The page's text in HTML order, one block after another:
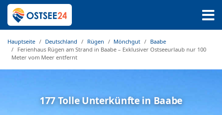
Hauptseite Deutschland Rügen Mönchgut
Baabe
Ferienhaus Rügen am Strand in Baabe – Exklusiver Ostseeurlaub nur 100
Meter vom Meer entfernt
177 Tolle Unterkünfte in Baabe